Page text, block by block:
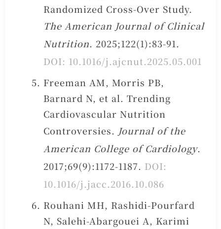
Randomized Cross-Over Study.
The American Journal of Clinical
Nutrition. 2025;122(1):83-91.
DOI: 10.1016/j.ajcnut.2025.05.001
Freeman AM, Morris PB,
Barnard N, et al. Trending
Cardiovascular Nutrition
Controversies. Journal of the
American College of Cardiology.
2017;69(9):1172-1187. DOI:
10.1016/j.jacc.2016.10.086
Rouhani MH, Rashidi-Pourfard
N, Salehi-Abargouei A, Karimi